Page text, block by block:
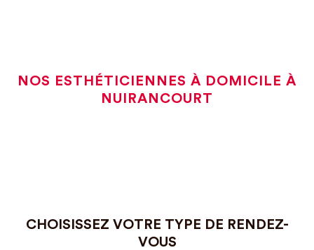
NOS ESTHÉTICIENNES À DOMICILE À
NUIRANCOURT
CHOISISSEZ VOTRE TYPE DE RENDEZ-
VOUS